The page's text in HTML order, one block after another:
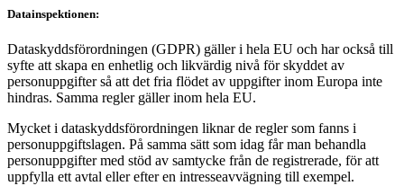
Datainspektionen:
Dataskyddsförordningen (GDPR) gäller i hela EU och har också till
syfte att skapa en enhetlig och likvärdig nivå för skyddet av
personuppgifter så att det fria flödet av uppgifter inom Europa inte
hindras. Samma regler gäller inom hela EU.
Mycket i dataskyddsförordningen liknar de regler som fanns i
personuppgiftslagen. På samma sätt som idag får man behandla
personuppgifter med stöd av samtycke från de registrerade, för att
uppfylla ett avtal eller efter en intresseavvägning till exempel.